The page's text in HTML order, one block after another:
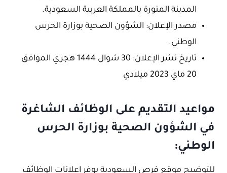
المدينة المنورة بالمملكة العربية السعودية.
مصدر الإعلان: الشؤون الصحية بوزارة الحرس
الوطني.
تاريخ نشر الإعلان: 30 شوال 1444 هجري الموافق
20 ماي 2023 ميلادي
مواعيد التقديم على الوظائف الشاغرة
في الشؤون الصحية بوزارة الحرس
الوطني:
للتوضيح موقع فرص السعودية يوفر إعلانات الوظائف